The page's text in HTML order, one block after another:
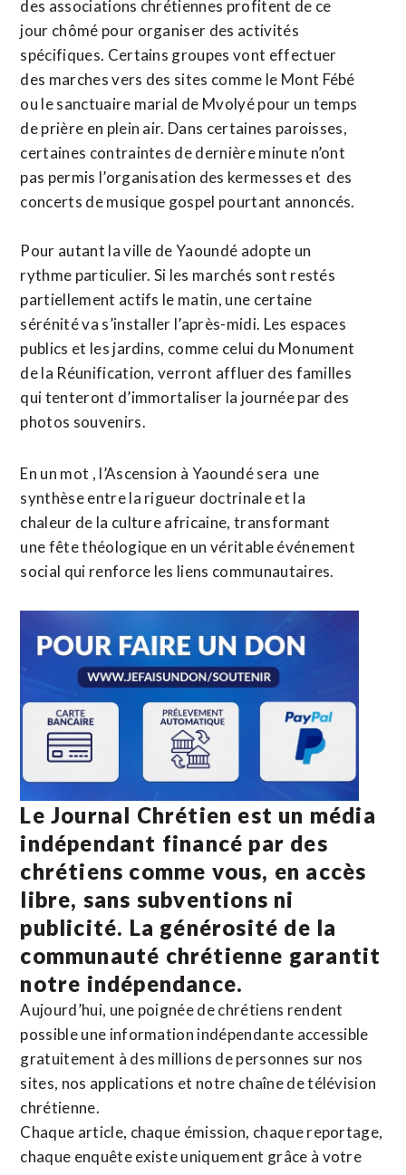
des associations chrétiennes profitent de ce
jour chômé pour organiser des activités
spécifiques. Certains groupes vont effectuer
des marches vers des sites comme le Mont Fébé
ou le sanctuaire marial de Mvolyé pour un temps
de prière en plein air. Dans certaines paroisses,
certaines contraintes de dernière minute n’ont
pas permis l’organisation des kermesses et des
concerts de musique gospel pourtant annoncés.
​Pour autant ​la ville de Yaoundé adopte un
rythme particulier. Si les marchés sont restés
partiellement actifs le matin, une certaine
sérénité va s’installer l’après-midi. Les espaces
publics et les jardins, comme celui du Monument
de la Réunification, verront affluer des familles
qui tenteront d’immortaliser la journée par des
photos souvenirs.
​En un mot , l’Ascension à Yaoundé sera une
synthèse entre la rigueur doctrinale et la
chaleur de la culture africaine, transformant
une fête théologique en un véritable événement
social qui renforce les liens communautaires.
Le Journal Chrétien est un média
indépendant financé par des
chrétiens comme vous, en accès
libre, sans subventions ni
publicité. La générosité de la
communauté chrétienne garantit
notre indépendance.
Aujourd’hui, une poignée de chrétiens rendent
possible une information indépendante accessible
gratuitement à des millions de personnes sur nos
sites, nos applications et notre chaîne de télévision
chrétienne.
Chaque article, chaque émission, chaque reportage,
chaque enquête existe uniquement grâce à votre